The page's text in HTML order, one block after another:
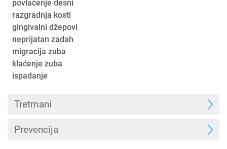
povlačenje desni
razgradnja kosti
gingivalni džepovi
neprijatan zadah
migracija zuba
klaćenje zuba
ispadanje
Tretmani
Prevencija